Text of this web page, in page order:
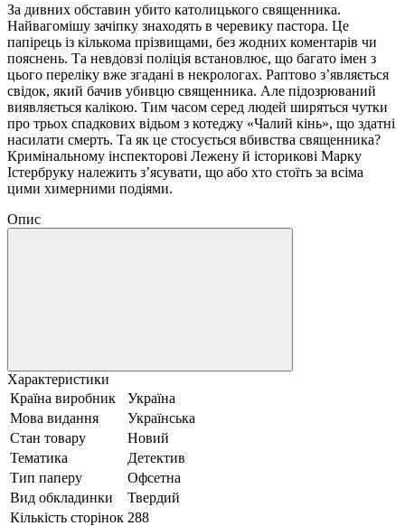
За дивних обставин убито католицького священника.
Найвагомішу зачіпку знаходять в черевику пастора. Це
папірець із кількома прізвищами, без жодних коментарів чи
пояснень. Та невдовзі поліція встановлює, що багато імен з
цього переліку вже згадані в некрологах. Раптово з’являється
свідок, який бачив убивцю священника. Але підозрюваний
виявляється калікою. Тим часом серед людей ширяться чутки
про трьох спадкових відьом з котеджу «Чалий кінь», що здатні
насилати смерть. Та як це стосується вбивства священника?
Кримінальному інспекторові Лежену й історикові Марку
Істербруку належить з’ясувати, що або хто стоїть за всіма
цими химерними подіями.
Опис
Характеристики
Країна виробник
Україна
Мова видання
Українська
Стан товару
Новий
Тематика
Детектив
Тип паперу
Офсетна
Вид обкладинки
Твердий
Кількість сторінок 288